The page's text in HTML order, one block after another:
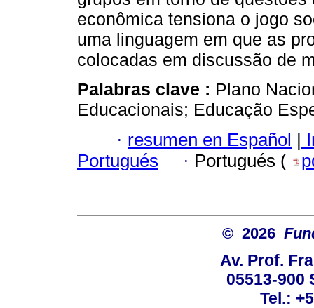
econômica tensiona o jogo
uma linguagem em que as
colocadas em discussão de
Palabras clave : Plano
Educacionais; Educação
· resumen en Español |
Portugués
· Portugués (
© 2026
Av. Prof.
05513-900
Tel.: